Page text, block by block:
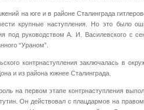
на юге и в районе Сталинграда
крупные наступления. Но это было
под руководством А. И. Василевского с
“Ураном”.
контрнаступления заключалась в
и из района южнее Сталинграда.
на первом этапе контрнаступления
Он действовал с плацдармов на